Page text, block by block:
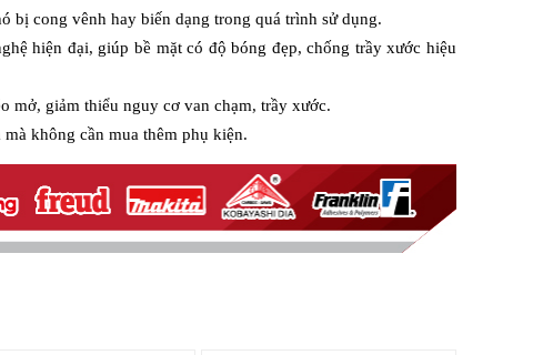
bị cong vênh hay biến dạng trong quá trình sử dụng.
hiện đại, giúp bề mặt có độ bóng đẹp, chống trầy xước hiệu
mở, giảm thiểu nguy cơ van chạm, trầy xước.
không cần mua thêm phụ kiện.